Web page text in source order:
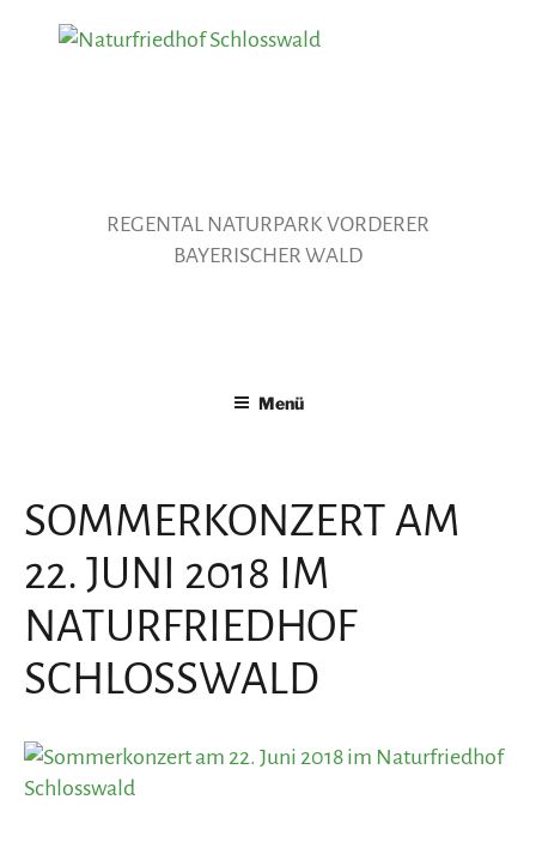
REGENTAL NATURPARK VORDERER
BAYERISCHER WALD
Menü
SOMMERKONZERT AM
22. JUNI 2018 IM
NATURFRIEDHOF
SCHLOSSWALD